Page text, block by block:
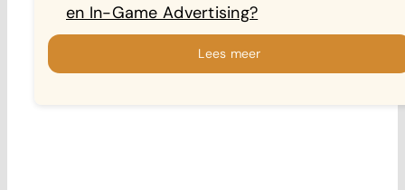
en In-Game Advertising?
Lees meer